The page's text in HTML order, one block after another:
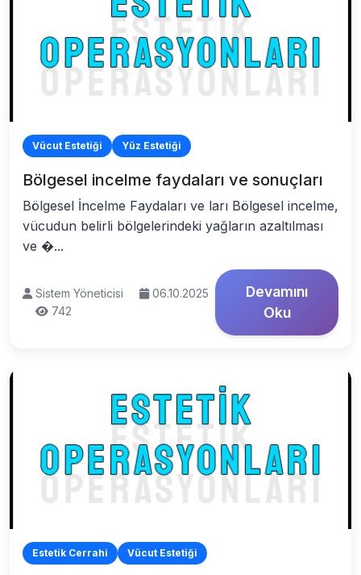
Vücut Estetiği Yüz Estetiği
Bölgesel incelme faydaları ve sonuçları
Bölgesel İncelme Faydaları ve ları Bölgesel incelme,
vücudun belirli bölgelerindeki yağların azaltılması
ve �...
Sistem Yöneticisi
06.10.2025
742
Devamını
Oku
Estetik Cerrahi Vücut Estetiği